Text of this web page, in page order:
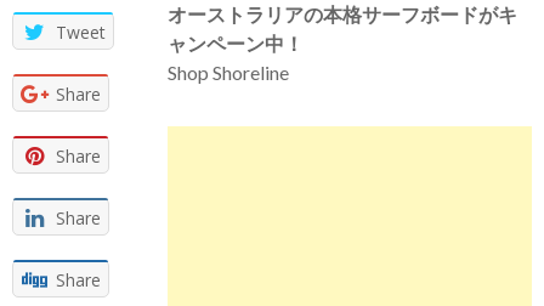
Tweet
Share
Share
Share
Share
オーストラリアの本格サーフボードがキ
ャンペーン中！
Shop Shoreline